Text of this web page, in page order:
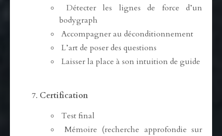
Détecter les lignes de force d’un
bodygraph
Accompagner au déconditionnement
L’art de poser des questions
Laisser la place à son intuition de guide
Certification
Test final
Mémoire (recherche approfondie sur